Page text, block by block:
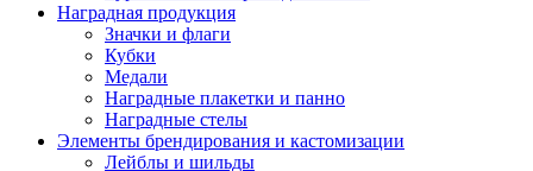
Наградная продукция
Значки и флаги
Кубки
Медали
Наградные плакетки и панно
Наградные стелы
Элементы брендирования и кастомизации
Лейблы и шильды